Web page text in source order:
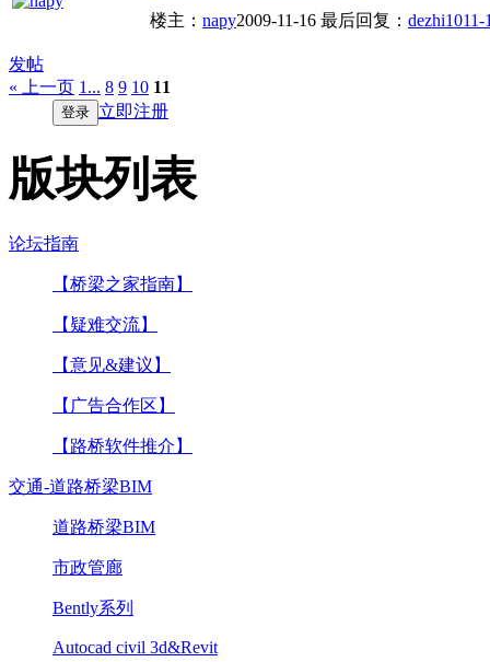
楼主： napy2009-11-16 最后回复： dezhi1011-
发帖
« 上一页 1... 8 9 10 11
登录 立即注册
版块列表
论坛指南
【桥梁之家指南】
【疑难交流】
【意见&建议】
【广告合作区】
【路桥软件推介】
交通-道路桥梁BIM
道路桥梁BIM
市政管廊
Bently系列
Autocad civil 3d&Revit